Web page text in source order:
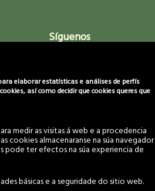
Síguenos
elaborar estatísticas e análises de perfís
así como decidir que cookies queres que
medir as visitas á web e a procedencia
cookies almacenaranse na súa navegador
pode ter efectos na súa experiencia de
básicas e a seguridade do sitio web.